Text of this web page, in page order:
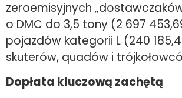
zeroemisyjnych
o DMC do 3,5 tony (2 697
pojazdów kategorii L (240
skuterów, quadów i
Dopłata kluczową zachętą